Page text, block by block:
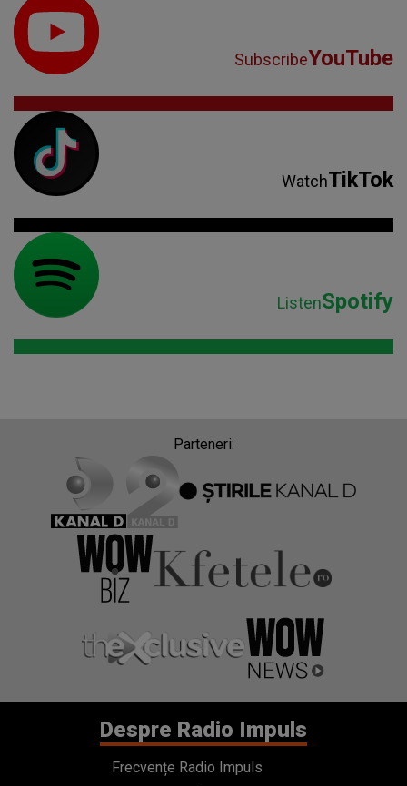
SubscribeYouTube
WatchTikTok
ListenSpotify
Parteneri:
Despre Radio Impuls
Frecvențe Radio Impuls